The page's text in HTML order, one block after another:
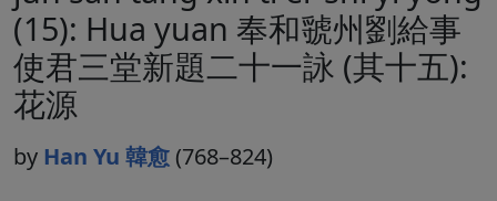
(15): Hua yuan 奉和虢州劉給事
使君三堂新題二十一詠 (其十五):
花源
by Han Yu 韓愈 (768–824)